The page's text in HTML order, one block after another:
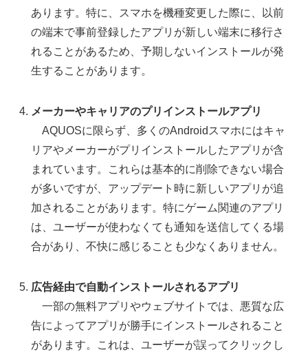
あります。特に、スマホを機種変更した際に、以前
の端末で事前登録したアプリが新しい端末に移行さ
れることがあるため、予期しないインストールが発
生することがあります。
メーカーやキャリアのプリインストールアプリ
AQUOSに限らず、多くのAndroidスマホにはキャ
リアやメーカーがプリインストールしたアプリが含
まれています。これらは基本的に削除できない場合
が多いですが、アップデート時に新しいアプリが追
加されることがあります。特にゲーム関連のアプリ
は、ユーザーが使わなくても通知を送信してくる場
合があり、不快に感じることも少なくありません。
広告経由で自動インストールされるアプリ
一部の無料アプリやウェブサイトでは、悪質な広
告によってアプリが勝手にインストールされること
があります。これは、ユーザーが誤ってクリックし